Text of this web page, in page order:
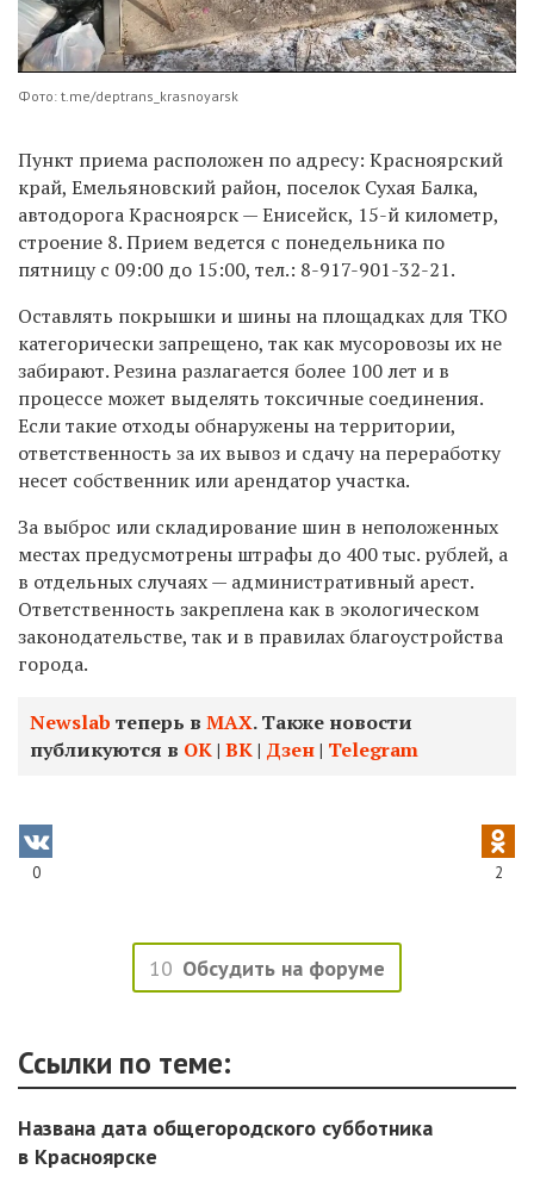
Фото: t.me/deptrans_krasnoyarsk
Пункт приема расположен по адресу: Красноярский
край, Емельяновский район, поселок Сухая Балка,
автодорога Красноярск — Енисейск, 15-й километр,
строение 8. Прием ведется с понедельника по
пятницу с 09:00 до 15:00, тел.: 8-917-901-32-21.
Оставлять покрышки и шины на площадках для ТКО
категорически запрещено, так как мусоровозы их не
забирают. Резина разлагается более 100 лет и в
процессе может выделять токсичные соединения.
Если такие отходы обнаружены на территории,
ответственность за их вывоз и сдачу на переработку
несет собственник или арендатор участка.
За выброс или складирование шин в неположенных
местах предусмотрены штрафы до 400 тыс. рублей, а
в отдельных случаях — административный арест.
Ответственность закреплена как в экологическом
законодательстве, так и в правилах благоустройства
города.
Newslab теперь в МАХ. Также новости
публикуются в ОК| ВК| Дзен| Telegram
0 2
10 Обсудить на форуме
Ссылки по теме:
Названа дата общегородского субботника
в Красноярске